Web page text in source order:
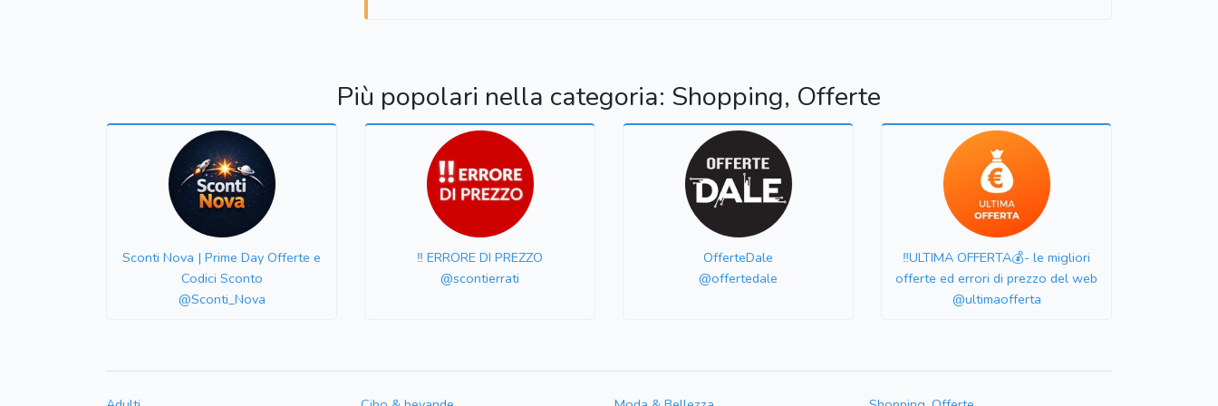
Più popolari nella categoria: Shopping, Offerte
Sconti Nova | Prime Day Offerte e
Codici Sconto
@Sconti_Nova
‼️ ERRORE DI PREZZO
@scontierrati
OfferteDale
@offertedale
‼️ULTIMA OFFERTA💰- le migliori
offerte ed errori di prezzo del web
@ultimaofferta